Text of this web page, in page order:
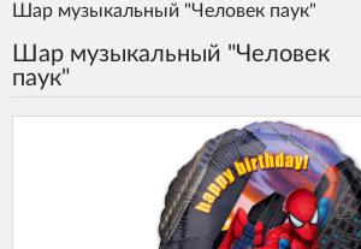
Шар музыкальный "Человек паук"
Шар музыкальный "Человек
паук"